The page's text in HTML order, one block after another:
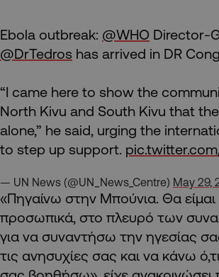
Ebola outbreak: @WHO Director-
@DrTedros has arrived in DR
“I came here to show the
North Kivu and South Kivu that
alone,” he said, urging the
to step up support.
— UN News (@UN_News_Centre) May 29,
«Πηγαίνω στην Μπούνια. Θα είμαι
προσωπικά, στο πλευρό των
για να συναντήσω την ηγεσίας
τις ανησυχίες σας και να κάνω